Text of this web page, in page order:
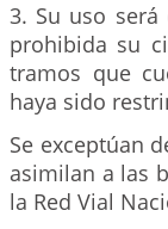
3. Su uso será
prohibida su
tramos que
haya sido
Se exceptúan
asimilan a las
la Red Vial